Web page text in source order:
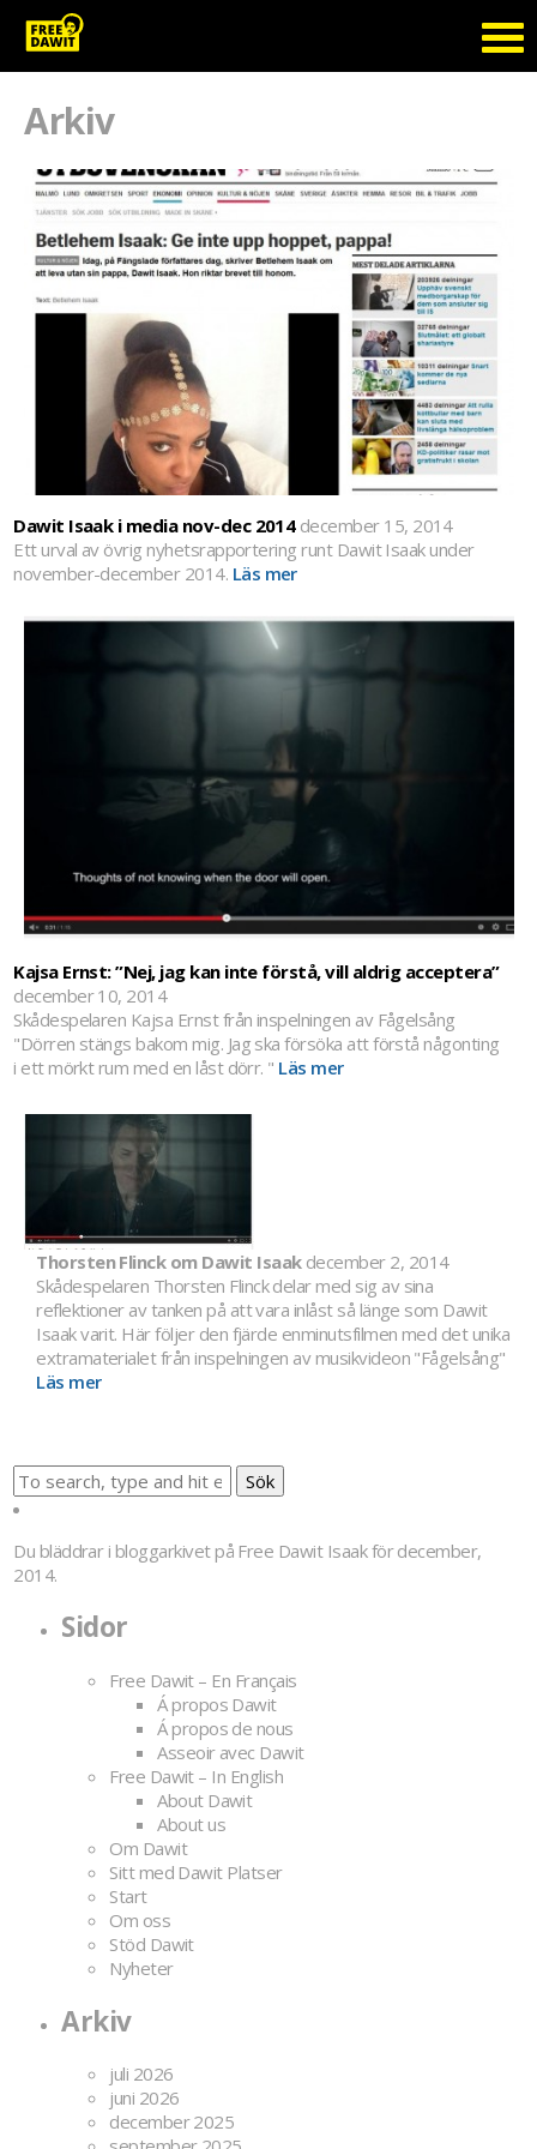
Arkiv
Dawit Isaak i media nov-dec 2014 december 15, 2014
Ett urval av övrig nyhetsrapportering runt Dawit Isaak under
november-december 2014. Läs mer
Kajsa Ernst: ”Nej, jag kan inte förstå, vill aldrig acceptera”
december 10, 2014
Skådespelaren Kajsa Ernst från inspelningen av Fågelsång
"Dörren stängs bakom mig. Jag ska försöka att förstå någonting
i ett mörkt rum med en låst dörr. " Läs mer
Thorsten Flinck om Dawit Isaak december 2, 2014
Skådespelaren Thorsten Flinck delar med sig av sina
reflektioner av tanken på att vara inlåst så länge som Dawit
Isaak varit. Här följer den fjärde enminutsfilmen med det unika
extramaterialet från inspelningen av musikvideon "Fågelsång"
Läs mer
Sök
Du bläddrar i bloggarkivet på Free Dawit Isaakför december,
2014.
Sidor
Free Dawit – En Français
Á propos Dawit
Á propos de nous
Asseoir avec Dawit
Free Dawit – In English
About Dawit
About us
Om Dawit
Sitt med Dawit Platser
Start
Om oss
Stöd Dawit
Nyheter
Arkiv
juli 2026
juni 2026
december 2025